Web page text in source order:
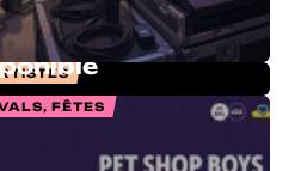
✦ « Aha (it’s
single clippé
FÊTES